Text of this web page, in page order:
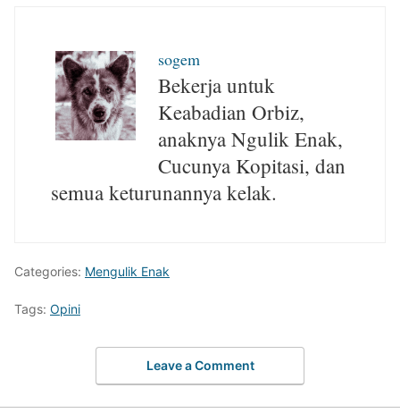
sogem
Bekerja untuk
Keabadian Orbiz,
anaknya Ngulik Enak,
Cucunya Kopitasi, dan
semua keturunannya kelak.
Categories: Mengulik Enak
Tags: Opini
Leave a Comment